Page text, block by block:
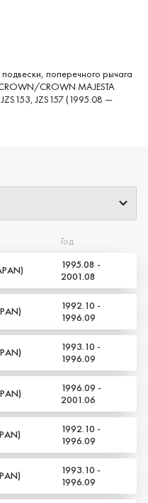
выбрать другой
поперечного рычага
CROWN MAJESTA
JZS153, JZS157 (1995.08 —
Год
1995.08 -
2001.08
1992.10 -
1996.09
1993.10 -
1996.09
1996.09 -
2001.06
1992.10 -
1996.09
1993.10 -
1996.09